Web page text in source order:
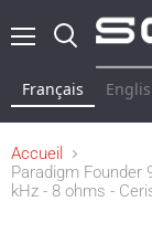
Français
Accueil
Paradigm Founder
kHz - 8 ohms -